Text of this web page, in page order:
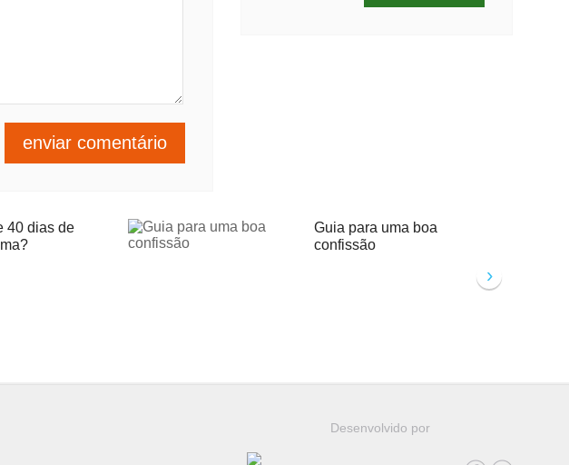
40 dias de
Guia para uma boa
confissão
›
Desenvolvido por